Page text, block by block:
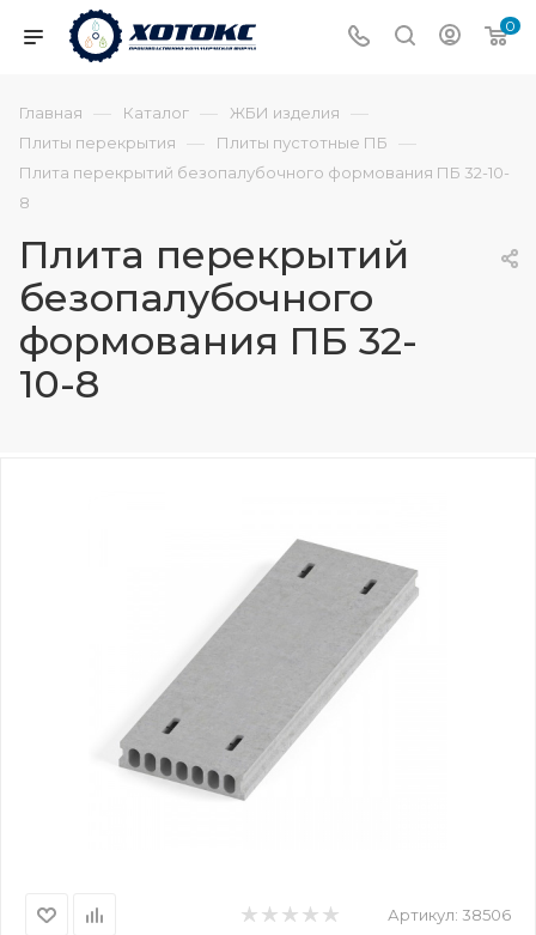
0
Главная — Каталог — ЖБИ изделия —
Плиты перекрытия — Плиты пустотные ПБ —
Плита перекрытий безопалубочного формования ПБ 32-10-
8
Плита перекрытий
безопалубочного
формования ПБ 32-
10-8
Артикул: 38506